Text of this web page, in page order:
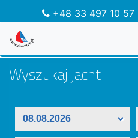
+48 33 497 10 57